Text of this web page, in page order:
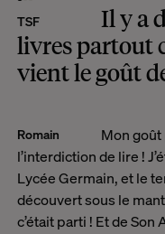
TSF
Il y a
livres partout
vient le goût
Romain
Mon goût
l’interdiction de lire !
Lycée Germain, et le
découvert sous le
c’était parti ! Et de